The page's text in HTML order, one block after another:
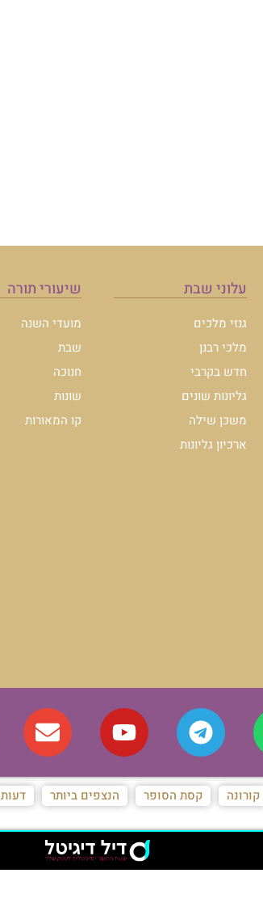
עלוני שבת
גנזי מלכים
מלכי רבנן
חדש בקרבי
גליונות שונים
משכן שילה
ארכיון גליונות
שיעורי תורה
מועדי השנה
שבת
חנוכה
שונות
קו המאורות
קורונה קסת הסופר הנצפים ביותר דעות